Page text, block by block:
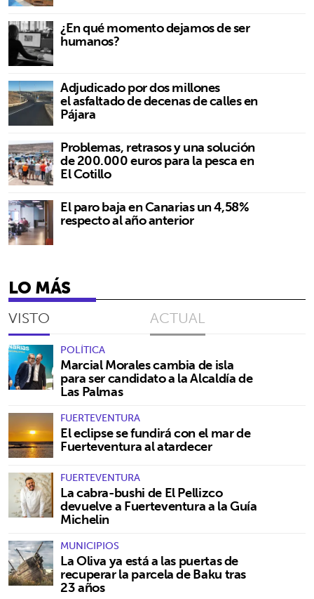
¿En qué momento dejamos de ser
humanos?
Adjudicado por dos millones
el asfaltado de decenas de calles en
Pájara
Problemas, retrasos y una solución
de 200.000 euros para la pesca en
El Cotillo
El paro baja en Canarias un 4,58%
respecto al año anterior
LO MÁS
VISTO ACTUAL
POLÍTICA
Marcial Morales cambia de isla
para ser candidato a la Alcaldía de
Las Palmas
FUERTEVENTURA
El eclipse se fundirá con el mar de
Fuerteventura al atardecer
FUERTEVENTURA
La cabra-bushi de El Pellizco
devuelve a Fuerteventura a la Guía
Michelin
MUNICIPIOS
La Oliva ya está a las puertas de
recuperar la parcela de Baku tras
23 años